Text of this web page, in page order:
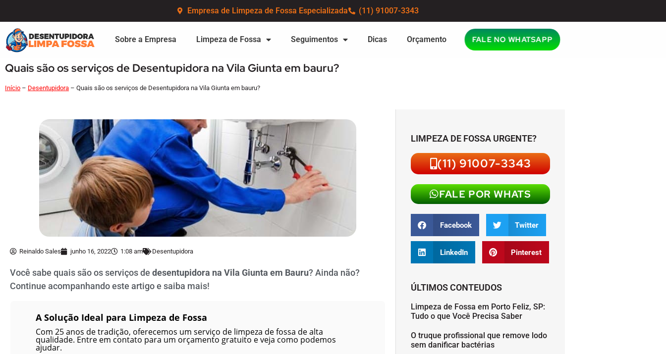
Empresa de Limpeza de Fossa Especializada (11) 91007-3343
Sobre a Empresa Limpeza de Fossa Seguimentos Dicas Orçamento FALE NO WHATSAPP
Quais são os serviços de Desentupidora na Vila Giunta em bauru?
Início – Desentupidora – Quais são os serviços de Desentupidora na Vila Giunta em bauru?
Reinaldo Sales junho 16, 2022 1:08 am Desentupidora
Você sabe quais são os serviços de desentupidora na Vila Giunta em Bauru? Ainda não?
Continue acompanhando este artigo e saiba mais!
A Solução Ideal para Limpeza de Fossa
Com 25 anos de tradição, oferecemos um serviço de limpeza de fossa de alta
qualidade. Entre em contato para um orçamento gratuito e veja como podemos
ajudar.
LIMPEZA DE FOSSA URGENTE?
(11) 91007-3343
FALE POR WHATS
Facebook Twitter
LinkedIn Pinterest
ÚLTIMOS CONTEUDOS
Limpeza de Fossa em Porto Feliz, SP:
Tudo o que Você Precisa Saber
O truque profissional que remove lodo
sem danificar bactérias